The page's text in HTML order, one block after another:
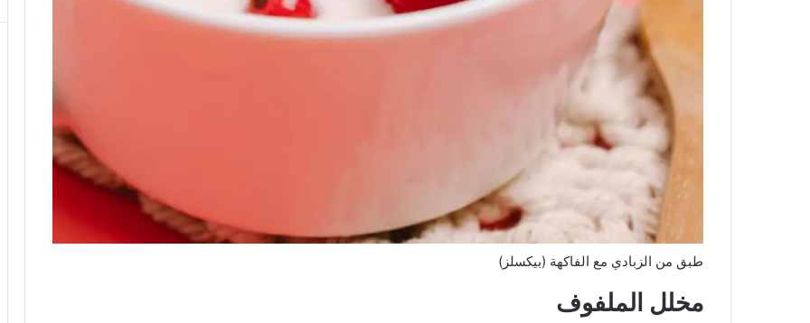
طبق من الزبادي مع الفاكهة (بيكسلز)
مخلل الملفوف